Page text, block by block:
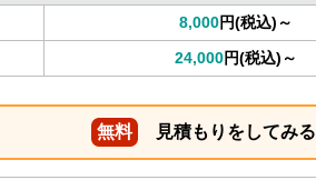
8,000円(税込)～
24,000円(税込)～
無料 見積もりをしてみる